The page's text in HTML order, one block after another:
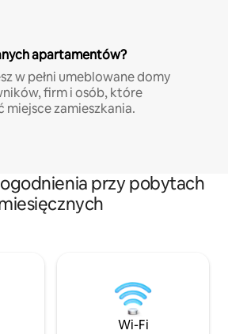
apartamentów?
w pełni umeblowane domy
firm i osób, które
zamieszkania.
przy pobytach
Wi-Fi